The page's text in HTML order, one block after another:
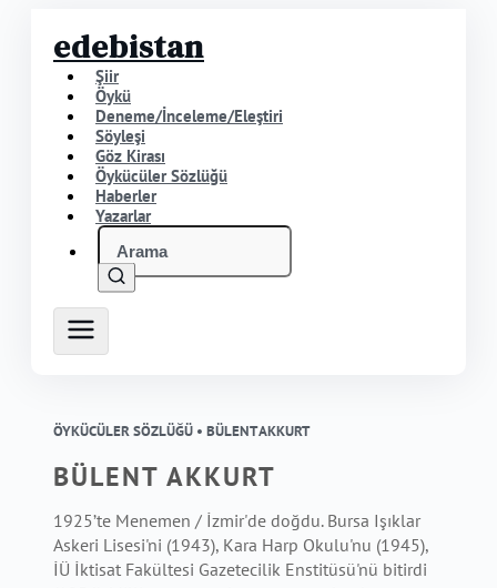
edebistan
Şiir
Öykü
Deneme/İnceleme/Eleştiri
Söyleşi
Göz Kirası
Öykücüler Sözlüğü
Haberler
Yazarlar
ÖYKÜCÜLER SÖZLÜĞÜ • BÜLENT AKKURT
BÜLENT AKKURT
1925’te Menemen / İzmir'de doğdu. Bursa Işıklar
Askeri Lisesi'ni (1943), Kara Harp Okulu'nu (1945),
İÜ İktisat Fakültesi Gazetecilik Enstitüsü'nü bitirdi